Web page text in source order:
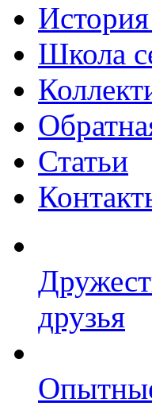
Школа
Статьи
друзья